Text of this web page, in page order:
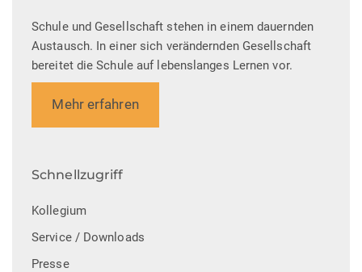
Schule und Gesellschaft stehen in einem dauernden
Austausch. In einer sich verändernden Gesellschaft
bereitet die Schule auf lebenslanges Lernen vor.
Mehr erfahren
Schnellzugriff
Kollegium
Service / Downloads
Presse